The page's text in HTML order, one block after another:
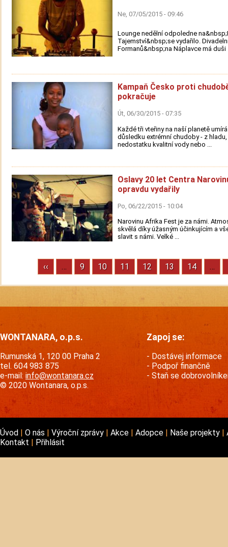
Ne, 07/05/2015 - 09:46
Lounge nedělní odpoledne
Tajemství&nbsp;se vydařilo.
Formanů&nbsp;na Náplavce má duši
Kampaň Česko proti
pokračuje
Út, 06/30/2015 - 07:35
Každé tři vteřiny na naší planetě
důsledku extrémní chudoby - z hladu,
nedostatku kvalitní vody nebo ...
Oslavy 20 let Centra
opravdu vydařily
Po, 06/22/2015 - 10:04
Narovinu Afrika Fest je za námi.
skvělá díky úžasným účinkujícím a
slavit s námi. Velké ...
Pagination
Previous
page
‹‹ … Stránka
9 Stránka
10 Stránka
11 Stránka
12 Stránka
13 Stránka
14 …
WONTANARA, o.p.s.
Rumunská 1, 120 00 Praha 2
tel. 604 983 875
e-mail: info@wontanara.cz
© 2020 Wontanara, o.p.s.
Zapoj se:
Dostávej informace
Podpoř finančně
Staň se
Úvod O nás Výroční zprávy Akce Adopce Naše projekty
Kontakt
Přihlásit